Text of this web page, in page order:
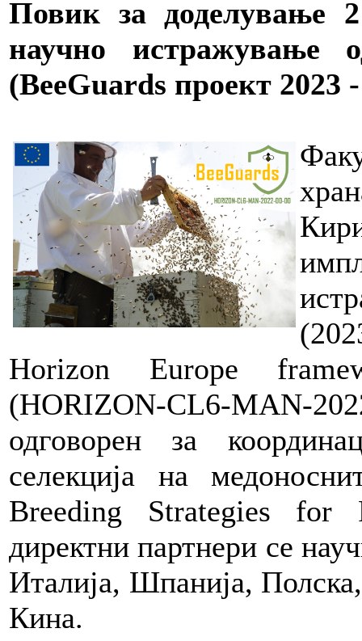
Повик за доделување
научно истражување
(BeeGuards проект 2023
Horizon Europe
(HORIZON-CL6-MAN-
одговорен за
селекција на
Breeding Strategies for
директни партнери се
Италија, Шпанија,
Кина.